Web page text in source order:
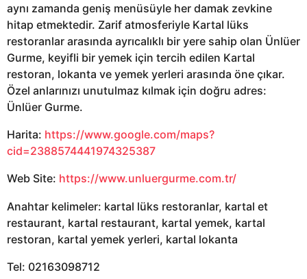
aynı zamanda geniş menüsüyle her damak zevkine
hitap etmektedir. Zarif atmosferiyle Kartal lüks
restoranlar arasında ayrıcalıklı bir yere sahip olan Ünlüer
Gurme, keyifli bir yemek için tercih edilen Kartal
restoran, lokanta ve yemek yerleri arasında öne çıkar.
Özel anlarınızı unutulmaz kılmak için doğru adres:
Ünlüer Gurme.
Harita: https://www.google.com/maps?
cid=2388574441974325387
Web Site: https://www.unluergurme.com.tr/
Anahtar kelimeler: kartal lüks restoranlar, kartal et
restaurant, kartal restaurant, kartal yemek, kartal
restoran, kartal yemek yerleri, kartal lokanta
Tel: 02163098712